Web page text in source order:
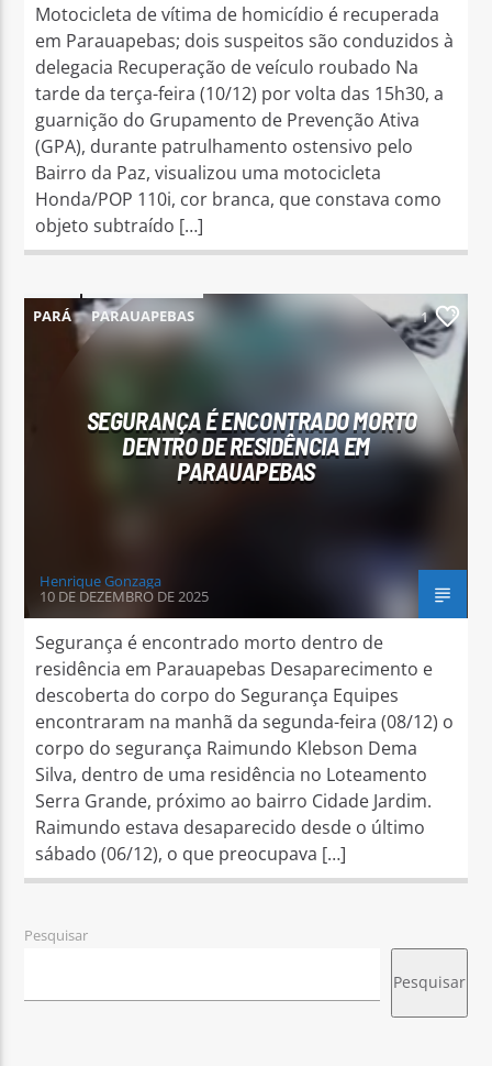
Motocicleta de vítima de homicídio é recuperada
em Parauapebas; dois suspeitos são conduzidos à
delegacia Recuperação de veículo roubado Na
tarde da terça-feira (10/12) por volta das 15h30, a
guarnição do Grupamento de Prevenção Ativa
(GPA), durante patrulhamento ostensivo pelo
Bairro da Paz, visualizou uma motocicleta
Honda/POP 110i, cor branca, que constava como
objeto subtraído […]
PARÁ PARAUAPEBAS 1
SEGURANÇA É ENCONTRADO MORTO
DENTRO DE RESIDÊNCIA EM
PARAUAPEBAS
Henrique Gonzaga
10 DE DEZEMBRO DE 2025
Segurança é encontrado morto dentro de
residência em Parauapebas Desaparecimento e
descoberta do corpo do Segurança Equipes
encontraram na manhã da segunda-feira (08/12) o
corpo do segurança Raimundo Klebson Dema
Silva, dentro de uma residência no Loteamento
Serra Grande, próximo ao bairro Cidade Jardim.
Raimundo estava desaparecido desde o último
sábado (06/12), o que preocupava […]
Pesquisar
Pesquisar